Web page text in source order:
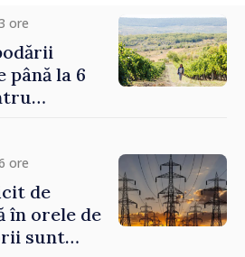
ore
la 6
ore
de
în orele de
sunt